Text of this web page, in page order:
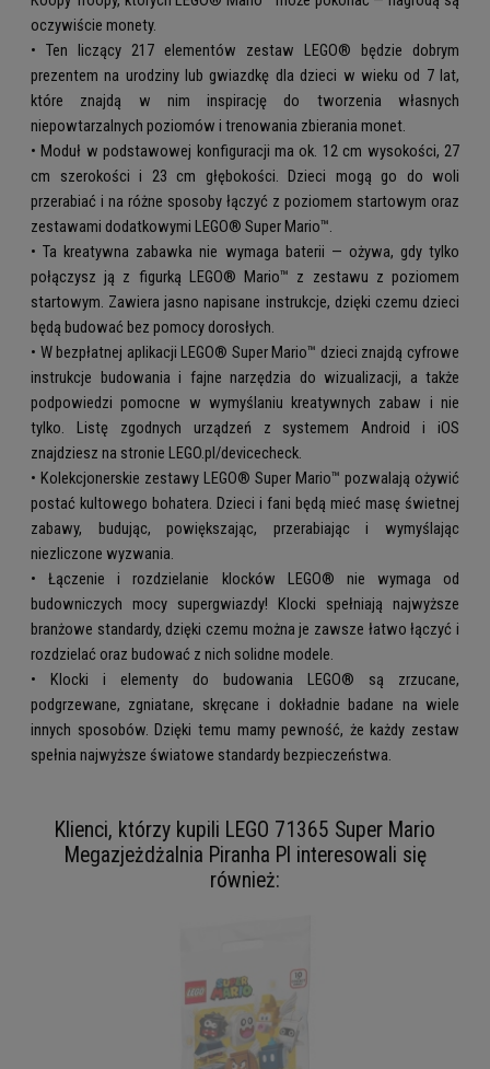
oczywiście monety.
• Ten liczący 217 elementów zestaw LEGO® będzie dobrym
prezentem na urodziny lub gwiazdkę dla dzieci w wieku od 7 lat,
które znajdą w nim inspirację do tworzenia własnych
niepowtarzalnych poziomów i trenowania zbierania monet.
• Moduł w podstawowej konfiguracji ma ok. 12 cm wysokości, 27
cm szerokości i 23 cm głębokości. Dzieci mogą go do woli
przerabiać i na różne sposoby łączyć z poziomem startowym oraz
zestawami dodatkowymi LEGO® Super Mario™.
• Ta kreatywna zabawka nie wymaga baterii — ożywa, gdy tylko
połączysz ją z figurką LEGO® Mario™ z zestawu z poziomem
startowym. Zawiera jasno napisane instrukcje, dzięki czemu dzieci
będą budować bez pomocy dorosłych.
• W bezpłatnej aplikacji LEGO® Super Mario™ dzieci znajdą cyfrowe
instrukcje budowania i fajne narzędzia do wizualizacji, a także
podpowiedzi pomocne w wymyślaniu kreatywnych zabaw i nie
tylko. Listę zgodnych urządzeń z systemem Android i iOS
znajdziesz na stronie LEGO.pl/devicecheck.
• Kolekcjonerskie zestawy LEGO® Super Mario™ pozwalają ożywić
postać kultowego bohatera. Dzieci i fani będą mieć masę świetnej
zabawy, budując, powiększając, przerabiając i wymyślając
niezliczone wyzwania.
• Łączenie i rozdzielanie klocków LEGO® nie wymaga od
budowniczych mocy supergwiazdy! Klocki spełniają najwyższe
branżowe standardy, dzięki czemu można je zawsze łatwo łączyć i
rozdzielać oraz budować z nich solidne modele.
• Klocki i elementy do budowania LEGO® są zrzucane,
podgrzewane, zgniatane, skręcane i dokładnie badane na wiele
innych sposobów. Dzięki temu mamy pewność, że każdy zestaw
spełnia najwyższe światowe standardy bezpieczeństwa.
Klienci, którzy kupili LEGO 71365 Super Mario
Megazjeżdżalnia Piranha Pl interesowali się
również: